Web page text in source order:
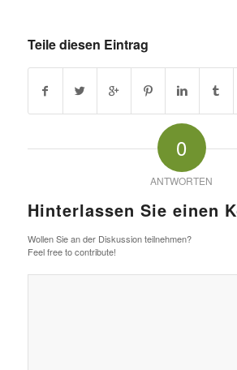
Teile diesen Eintrag
0
ANTWORTEN
Hinterlassen Sie einen
Wollen Sie an der Diskussion teilnehmen?
Feel free to contribute!